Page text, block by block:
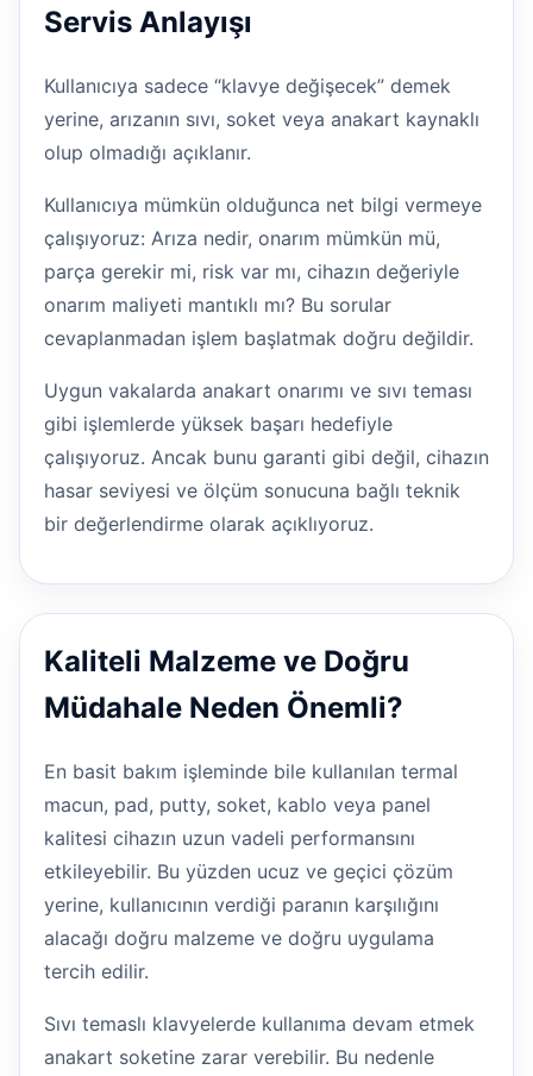
Servis Anlayışı
Kullanıcıya sadece “klavye değişecek” demek
yerine, arızanın sıvı, soket veya anakart kaynaklı
olup olmadığı açıklanır.
Kullanıcıya mümkün olduğunca net bilgi vermeye
çalışıyoruz: Arıza nedir, onarım mümkün mü,
parça gerekir mi, risk var mı, cihazın değeriyle
onarım maliyeti mantıklı mı? Bu sorular
cevaplanmadan işlem başlatmak doğru değildir.
Uygun vakalarda anakart onarımı ve sıvı teması
gibi işlemlerde yüksek başarı hedefiyle
çalışıyoruz. Ancak bunu garanti gibi değil, cihazın
hasar seviyesi ve ölçüm sonucuna bağlı teknik
bir değerlendirme olarak açıklıyoruz.
Kaliteli Malzeme ve Doğru
Müdahale Neden Önemli?
En basit bakım işleminde bile kullanılan termal
macun, pad, putty, soket, kablo veya panel
kalitesi cihazın uzun vadeli performansını
etkileyebilir. Bu yüzden ucuz ve geçici çözüm
yerine, kullanıcının verdiği paranın karşılığını
alacağı doğru malzeme ve doğru uygulama
tercih edilir.
Sıvı temaslı klavyelerde kullanıma devam etmek
anakart soketine zarar verebilir. Bu nedenle